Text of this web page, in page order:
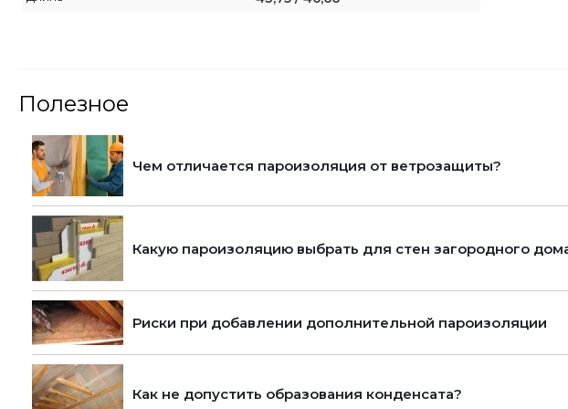
Полезное
Чем отличается пароизоляция от ветрозащиты?
Какую пароизоляцию выбрать для стен загородного
Риски при добавлении дополнительной пароизоляции
Как не допустить образования конденсата?